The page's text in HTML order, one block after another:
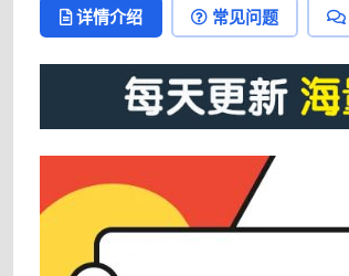
详情介绍 常见问题